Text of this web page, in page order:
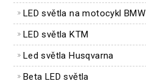
LED světla na motocykl BMW
LED světla KTM
Led světla Husqvarna
Beta LED světla